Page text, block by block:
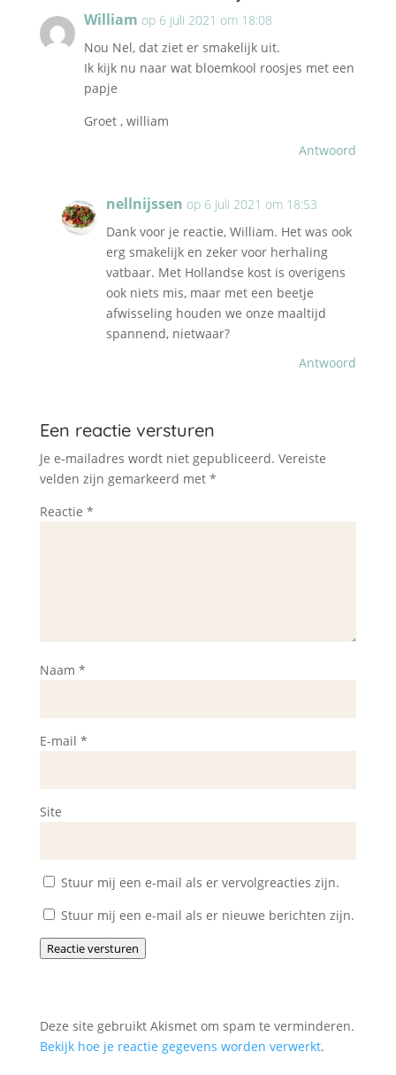
William op 6 juli 2021 om 18:08
Nou Nel, dat ziet er smakelijk uit.
Ik kijk nu naar wat bloemkool roosjes met een
papje
Groet , william
Antwoord
nellnijssen op 6 juli 2021 om 18:53
Dank voor je reactie, William. Het was ook
erg smakelijk en zeker voor herhaling
vatbaar. Met Hollandse kost is overigens
ook niets mis, maar met een beetje
afwisseling houden we onze maaltijd
spannend, nietwaar?
Antwoord
Een reactie versturen
Je e-mailadres wordt niet gepubliceerd. Vereiste
velden zijn gemarkeerd met *
Reactie *
Naam *
E-mail *
Site
Stuur mij een e-mail als er vervolgreacties zijn.
Stuur mij een e-mail als er nieuwe berichten zijn.
Reactie versturen
Deze site gebruikt Akismet om spam te verminderen.
Bekijk hoe je reactie gegevens worden verwerkt.